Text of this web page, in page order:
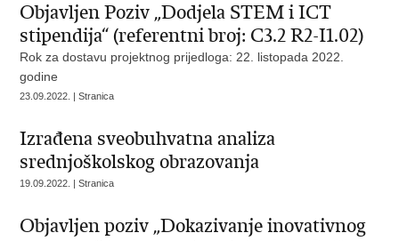
Objavljen Poziv „Dodjela STEM i ICT
stipendija“ (referentni broj: C3.2 R2-I1.02)
Rok za dostavu projektnog prijedloga: 22. listopada 2022.
godine
23.09.2022. | Stranica
Izrađena sveobuhvatna analiza
srednjoškolskog obrazovanja
19.09.2022. | Stranica
Objavljen poziv „Dokazivanje inovativnog